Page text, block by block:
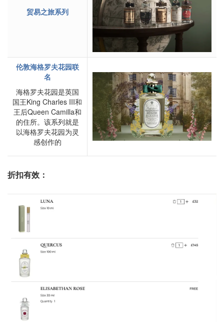
贸易之旅系列
伦敦海格罗夫花园联
名
海格罗夫花园是英国
国王King Charles III和
王后Queen Camilla和
的住所。该系列就是
以海格罗夫花园为灵
感创作的
折扣有效：